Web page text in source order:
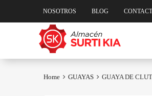
NOSOTROS BLOG
content
Home GUAYAS GUAYA DE